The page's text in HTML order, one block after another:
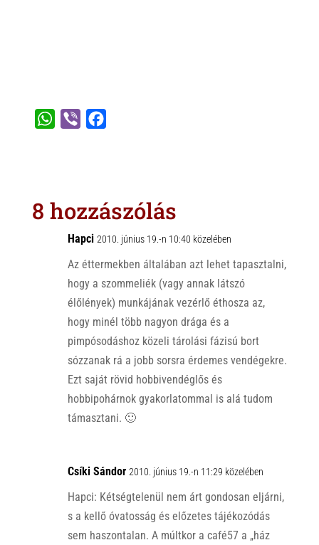
A
o
o
8 hozzászólás
Hapci 2010. június 19.-n 10:40 közelében
Az éttermekben általában azt lehet tapasztalni,
hogy a szommeliék (vagy annak látszó
élőlények) munkájának vezérlő éthosza az,
hogy minél több nagyon drága és a
pimpósodáshoz közeli tárolási fázisú bort
sózzanak rá a jobb sorsra érdemes vendégekre.
Ezt saját rövid hobbivendéglős és
hobbipohárnok gyakorlatommal is alá tudom
támasztani. 🙂
Csíki Sándor 2010. június 19.-n 11:29 közelében
Hapci: Kétségtelenül nem árt gondosan eljárni,
s a kellő óvatosság és előzetes tájékozódás
sem haszontalan. A múltkor a café57 a „ház